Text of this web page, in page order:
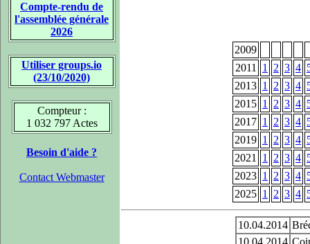
Compte-rendu de
l'assemblée générale
2026
Utiliser groups.io
(23/10/2020)
Compteur :
1 032 797 Actes
Besoin d'aide ?
Contact Webmaster
2009
2011
1 2 3 4
2013 1 2 3 4
2015 1 2 3 4
2017 1 2 3 4
2019 1 2 3 4
2021
1 2 3 4
2023 1 2 3 4
2025 1 2 3 4
10.04.2014